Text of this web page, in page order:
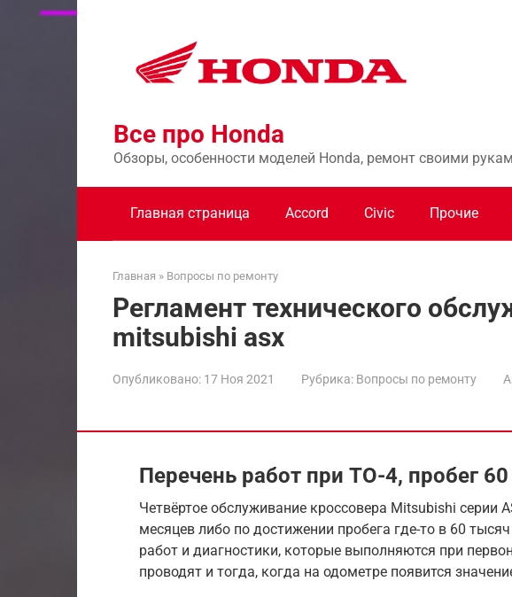
Перейти
Все про Honda
Обзоры, особенности моделей Honda, ремонт своими
Главная страница Accord Civic Прочие
Главная » Вопросы по ремонту
Регламент технического
mitsubishi asx
Опубликовано: 17 Ноя 2021 Рубрика: Вопросы по ремонту
Перечень работ при ТО-4, пробег
Четвёртое обслуживание кроссовера Mitsubishi серии
месяцев либо по достижении пробега где-то в 60
работ и диагностики, которые выполняются при
проводят и тогда, когда на одометре появится